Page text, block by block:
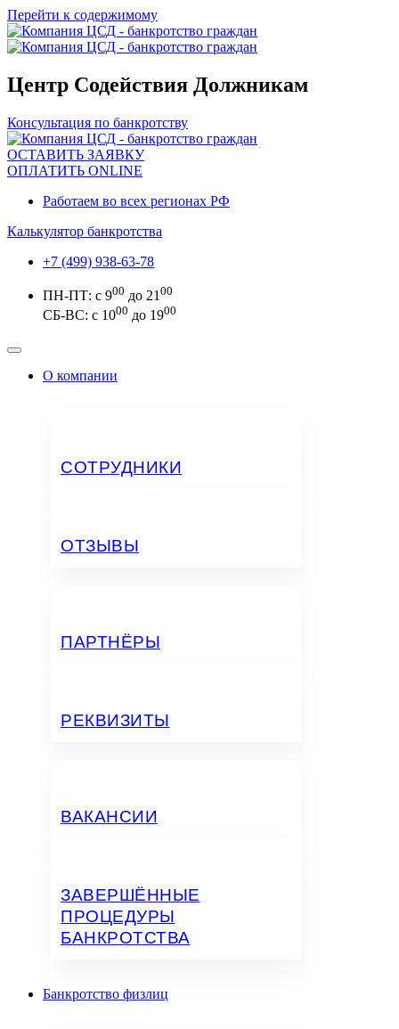
Перейти к содержимому
Центр Содействия Должникам
Консультация по банкротству
ОСТАВИТЬ ЗАЯВКУ
ОПЛАТИТЬ ONLINE
Работаем во всех регионах РФ
Калькулятор банкротства
+7 (499) 938-63-78
ПН-ПТ: с 900 до 21 00
СБ-ВС: с 1000 до 1900
О компании
СОТРУДНИКИ
ОТЗЫВЫ
ПАРТНЁРЫ
РЕКВИЗИТЫ
ВАКАНСИИ
ЗАВЕРШЁННЫЕ
ПРОЦЕДУРЫ
БАНКРОТСТВА
Банкротство физлиц